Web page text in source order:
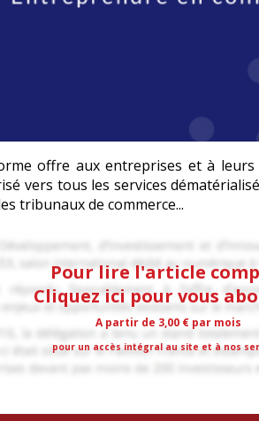
offre aux entreprises et à leurs
vers tous les services
tribunaux de commerce...
Pour lire l'article
Cliquez ici pour vous
A partir de 3,00 € par mois
pour un accès intégral au site et à nos